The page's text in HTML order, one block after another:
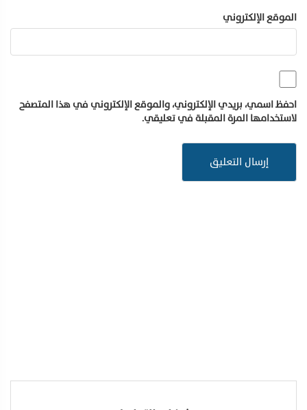
الموقع الإلكتروني
احفظ اسمي، بريدي الإلكتروني، والموقع الإلكتروني في هذا المتصفح
لاستخدامها المرة المقبلة في تعليقي.